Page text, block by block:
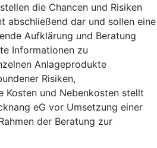
die Chancen und Risiken
abschließend dar und sollen eine
Aufklärung und Beratung
Informationen zu
Anlageprodukte
Risiken,
Kosten und Nebenkosten stellt
eG vor Umsetzung einer
der Beratung zur